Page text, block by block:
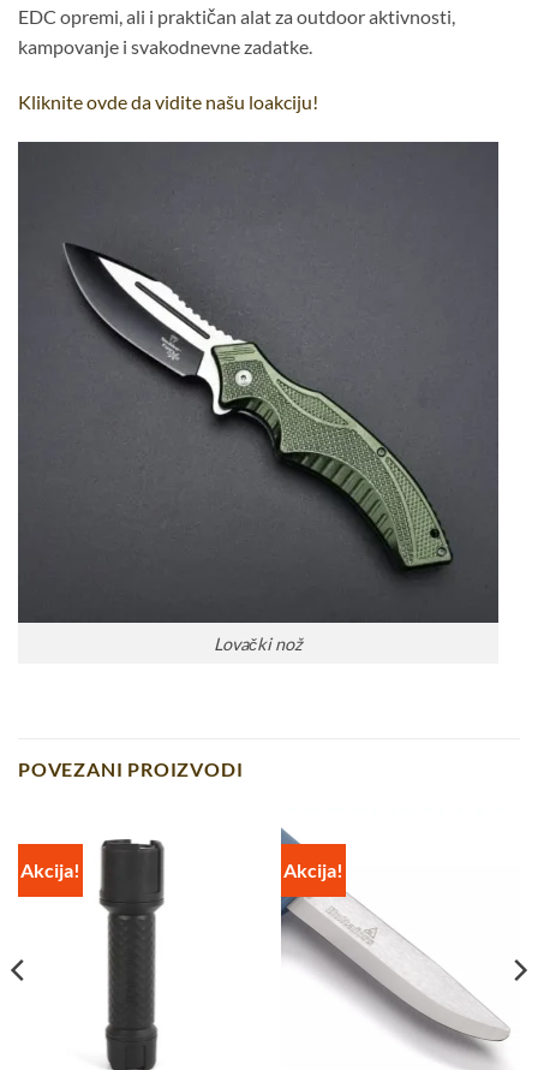
EDC opremi, ali i praktičan alat za outdoor aktivnosti,
kampovanje i svakodnevne zadatke.
Kliknite ovde da vidite našu loakciju!
Lovački nož
POVEZANI PROIZVODI
Akcija! Akcija!